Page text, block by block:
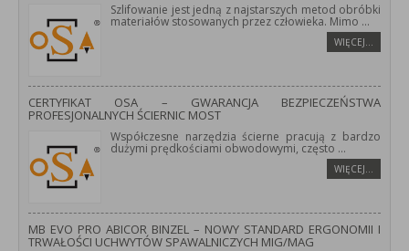
Szlifowanie jest jedną z najstarszych metod obróbki
materiałów stosowanych przez człowieka. Mimo ...
WIĘCEJ…
CERTYFIKAT OSA – GWARANCJA BEZPIECZEŃSTWA
PROFESJONALNYCH ŚCIERNIC MOST
Współczesne narzędzia ścierne pracują z bardzo
dużymi prędkościami obwodowymi, często ...
WIĘCEJ…
MB EVO PRO ABICOR BINZEL – NOWY STANDARD ERGONOMII I
TRWAŁOŚCI UCHWYTÓW SPAWALNICZYCH MIG/MAG